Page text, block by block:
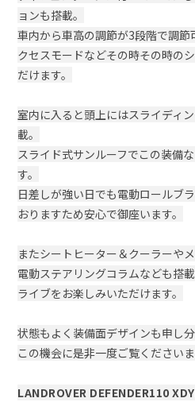
ョンも搭載。
車内から車高の調節が3段階で調
クセスモードなどその時その時の
だけます。
室内に入ると頭上にはスライディ
載。
スライド式サンルーフでこの装備
す。
日差しが強い日でも電動ロールブ
おりますため安心で御座います。
またシートヒーター＆クーラーや
電動ステアリングコラムなども搭
ライブをお楽しみいただけます。
状態もよく装備面デザインも申し
この機会に是非一度ご覧くださいま
LANDROVER DEFENDER110